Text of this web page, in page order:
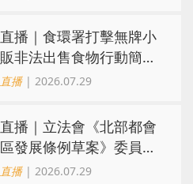
直播｜食環署打擊無牌小
販非法出售食物行動簡報
會
直播| 2026.07.29
直播｜立法會《北部都會
區發展條例草案》委員會
會議
直播| 2026.07.29